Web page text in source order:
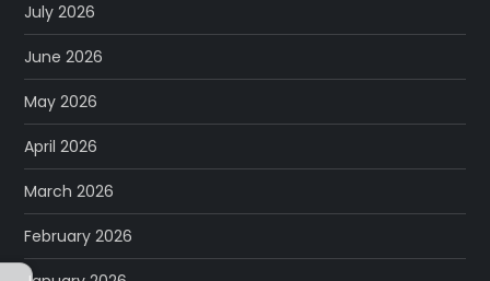
July 2026
June 2026
May 2026
April 2026
March 2026
February 2026